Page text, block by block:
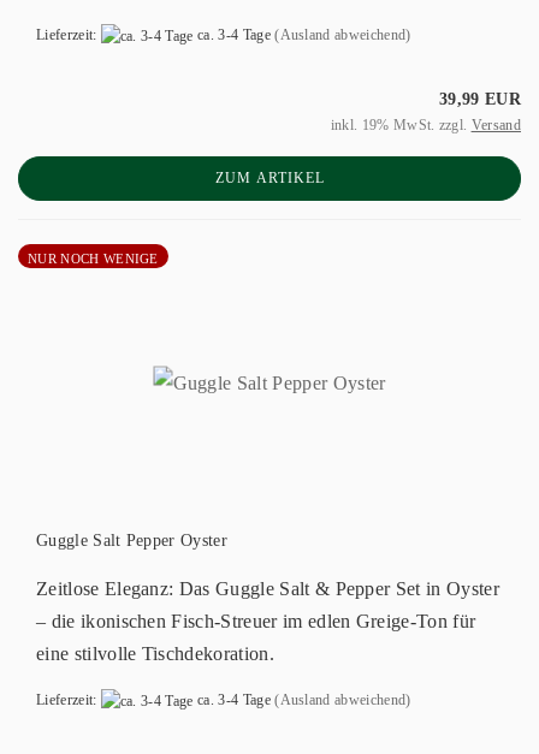
Lieferzeit: ca. 3-4 Tage (Ausland abweichend)
39,99 EUR
inkl. 19% MwSt. zzgl. Versand
ZUM ARTIKEL
NUR NOCH WENIGE
Guggle Salt Pepper Oyster
Zeitlose Eleganz: Das Guggle Salt & Pepper Set in Oyster
– die ikonischen Fisch-Streuer im edlen Greige-Ton für
eine stilvolle Tischdekoration.
Lieferzeit: ca. 3-4 Tage (Ausland abweichend)